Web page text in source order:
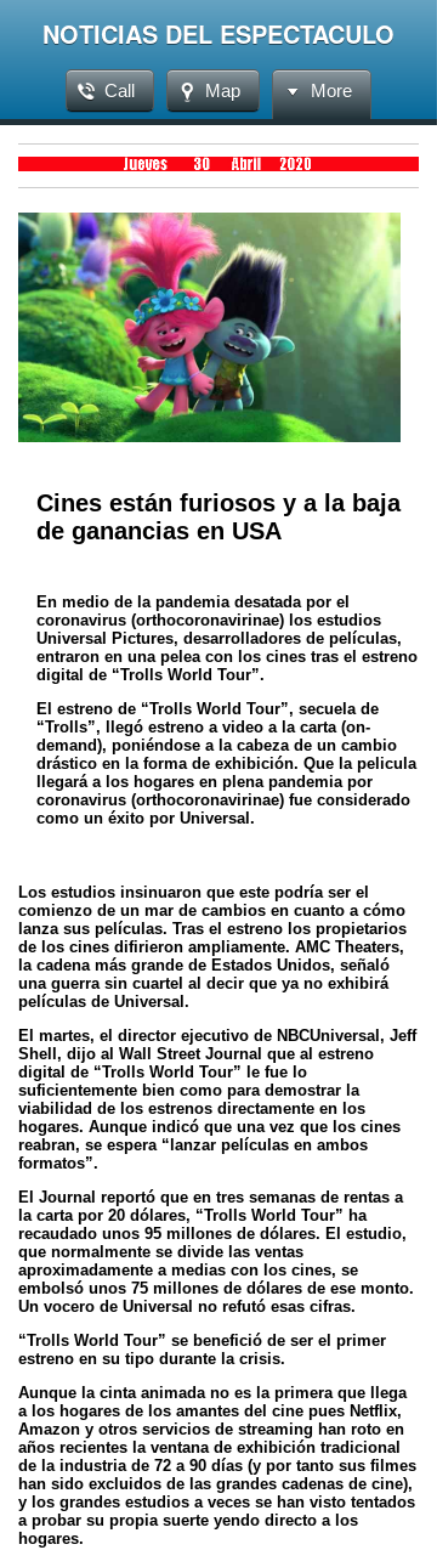
NOTICIAS DEL ESPECTACULO
Call Map More
Cines están furiosos y a la baja
de ganancias en USA
En medio de la pandemia desatada por el
coronavirus (orthocoronavirinae) los estudios
Universal Pictures, desarrolladores de películas,
entraron en una pelea con los cines tras el estreno
digital de “Trolls World Tour”.
El estreno de “Trolls World Tour”, secuela de
“Trolls”, llegó estreno a video a la carta (on-
demand), poniéndose a la cabeza de un cambio
drástico en la forma de exhibición. Que la pelicula
llegará a los hogares en plena pandemia por
coronavirus (orthocoronavirinae) fue considerado
como un éxito por Universal.
Los estudios insinuaron que este podría ser el
comienzo de un mar de cambios en cuanto a cómo
lanza sus películas. Tras el estreno los propietarios
de los cines difirieron ampliamente. AMC Theaters,
la cadena más grande de Estados Unidos, señaló
una guerra sin cuartel al decir que ya no exhibirá
películas de Universal.
El martes, el director ejecutivo de NBCUniversal, Jeff
Shell, dijo al Wall Street Journal que al estreno
digital de “Trolls World Tour” le fue lo
suficientemente bien como para demostrar la
viabilidad de los estrenos directamente en los
hogares. Aunque indicó que una vez que los cines
reabran, se espera “lanzar películas en ambos
formatos”.
El Journal reportó que en tres semanas de rentas a
la carta por 20 dólares, “Trolls World Tour” ha
recaudado unos 95 millones de dólares. El estudio,
que normalmente se divide las ventas
aproximadamente a medias con los cines, se
embolsó unos 75 millones de dólares de ese monto.
Un vocero de Universal no refutó esas cifras.
“Trolls World Tour” se benefició de ser el primer
estreno en su tipo durante la crisis.
Aunque la cinta animada no es la primera que llega
a los hogares de los amantes del cine pues Netflix,
Amazon y otros servicios de streaming han roto en
años recientes la ventana de exhibición tradicional
de la industria de 72 a 90 días (y por tanto sus filmes
han sido excluidos de las grandes cadenas de cine),
y los grandes estudios a veces se han visto tentados
a probar su propia suerte yendo directo a los
hogares.